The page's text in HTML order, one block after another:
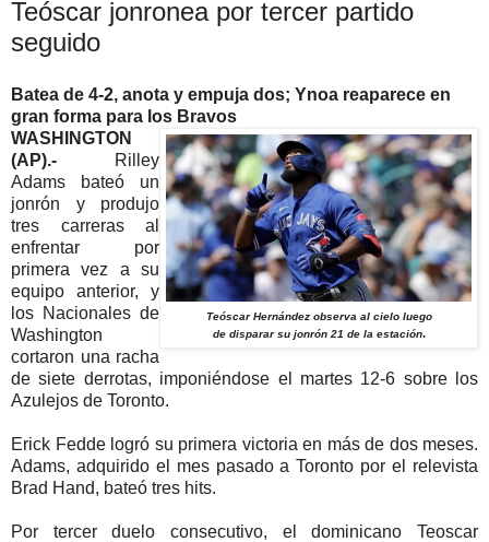
Teóscar jonronea por tercer partido
seguido
Batea de 4-2, anota y empuja dos; Ynoa reaparece en
gran forma para los Bravos
Teóscar Hernández observa al cielo luego
de disparar su jonrón 21 de la estación.
WASHINGTON
(AP).- Rilley
Adams bateó un
jonrón y produjo
tres carreras al
enfrentar por
primera vez a su
equipo anterior, y
los Nacionales de
Washington
cortaron una racha
de siete derrotas, imponiéndose el martes 12-6 sobre los
Azulejos de Toronto.
Erick Fedde logró su primera victoria en más de dos meses.
Adams, adquirido el mes pasado a Toronto por el relevista
Brad Hand, bateó tres hits.
Por tercer duelo consecutivo, el dominicano Teoscar